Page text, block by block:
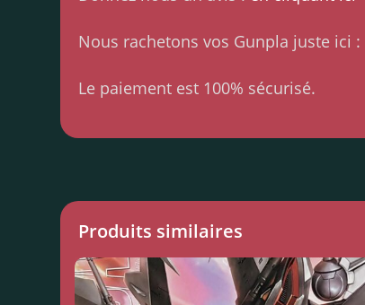
Nous rachetons vos Gunpla juste ici :
Le paiement est 100% sécurisé.
Produits similaires